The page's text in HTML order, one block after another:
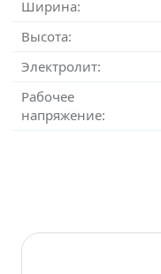
Ширина:
Высота:
Электролит:
Рабочее
напряжение: